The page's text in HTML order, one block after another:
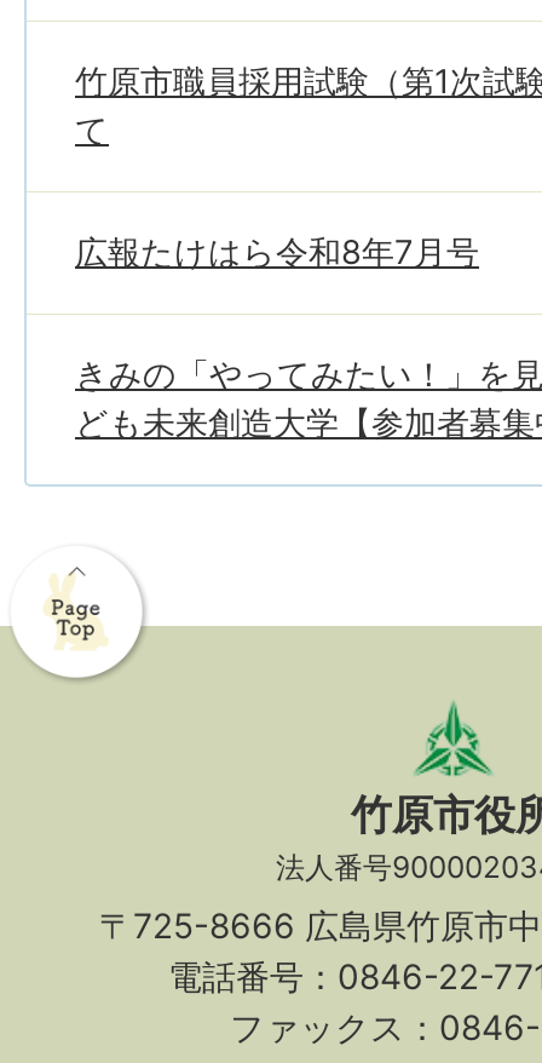
竹原市職員採用試験（第1次試
て
広報たけはら令和8年7月号
きみの「やってみたい！」を
ども未来創造大学【参加者募
竹原市役
法人番号
〒725-8666 広島県竹原市
電話番号：0846-22-
ファックス：